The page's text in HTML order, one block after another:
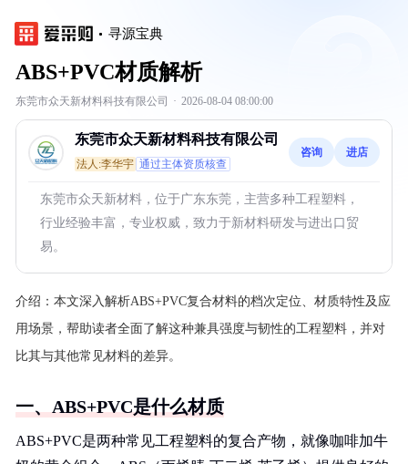
寻源宝典
ABS+PVC材质解析
东莞市众天新材料科技有限公司 · 2026-08-04 08:00:00
东莞市众天新材料科技有限公司
法人:李华宇 通过主体资质核查
咨询 进店
东莞市众天新材料，位于广东东莞，主营多种工程塑料，
行业经验丰富，专业权威，致力于新材料研发与进出口贸
易。
介绍： 本文深入解析ABS+PVC复合材料的档次定位、材质特性及应
用场景，帮助读者全面了解这种兼具强度与韧性的工程塑料，并对
比其与其他常见材料的差异。
一、ABS+PVC是什么材质
ABS+PVC是两种常见工程塑料的复合产物，就像咖啡加牛